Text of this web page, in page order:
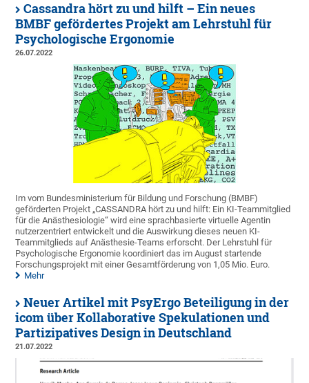
Cassandra hört zu und hilft – Ein neues
BMBF gefördertes Projekt am Lehrstuhl für
Psychologische Ergonomie
26.07.2022
Im vom Bundesministerium für Bildung und Forschung (BMBF)
geförderten Projekt „CASSANDRA hört zu und hilft: Ein KI-Teammitglied
für die Anästhesiologie“ wird eine sprachbasierte virtuelle Agentin
nutzerzentriert entwickelt und die Auswirkung dieses neuen KI-
Teammitglieds auf Anästhesie-Teams erforscht. Der Lehrstuhl für
Psychologische Ergonomie koordiniert das im August startende
Forschungsprojekt mit einer Gesamtförderung von 1,05 Mio. Euro.
Mehr
Neuer Artikel mit PsyErgo Beteiligung in der
icom über Kollaborative Spekulationen und
Partizipatives Design in Deutschland
21.07.2022